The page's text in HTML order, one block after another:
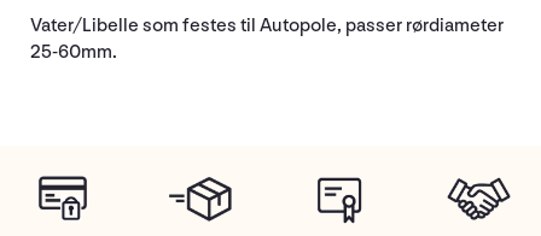
Vater/Libelle som festes til Autopole, passer rørdiameter
25-60mm.